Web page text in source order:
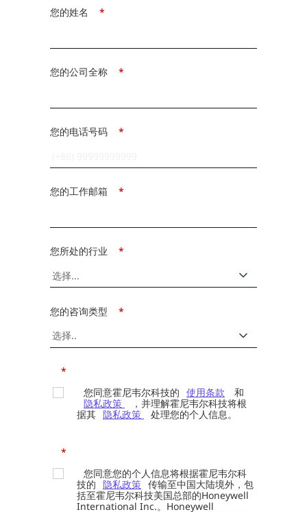
*
您的姓名
*
您的公司全称
*
您的电话号码
*
您的工作邮箱
*
您所处的行业
*
您的咨询类型
*
您同意霍尼韦尔科技的 使用条款
和
隐私政策
，并理解霍尼韦尔科技将根
据其 隐私政策 处理您的个人信息。
*
您同意您的个人信息将根据霍尼韦尔科
技的 隐私政策 传输至中国大陆境外，包
括至霍尼韦尔科技美国总部的Honeywell
International Inc.。Honeywell